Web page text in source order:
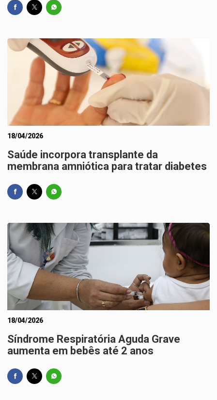
18/04/2026
Saúde incorpora transplante da
membrana amniótica para tratar diabetes
18/04/2026
Síndrome Respiratória Aguda Grave
aumenta em bebês até 2 anos